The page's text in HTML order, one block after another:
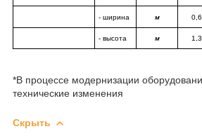
- ширина м
- высота м
*В процессе модернизации
технические изменения
Скрыть